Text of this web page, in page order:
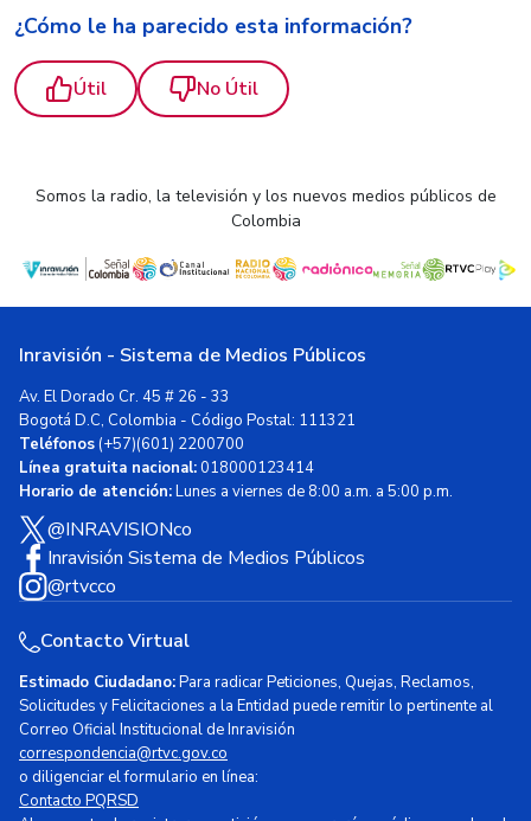
¿Cómo le ha parecido esta información?
Útil No Útil
Somos la radio, la televisión y los nuevos medios públicos de
Colombia
Inravisión - Sistema de Medios Públicos
Av. El Dorado Cr. 45 # 26 - 33
Bogotá D.C, Colombia - Código Postal: 111321
Teléfonos(+57)(601) 2200700
Línea gratuita nacional:018000123414
Horario de atención:Lunes a viernes de 8:00 a.m. a 5:00 p.m.
@INRAVISIONco
Inravisión Sistema de Medios Públicos
@rtvcco
Contacto Virtual
Estimado Ciudadano:Para radicar Peticiones, Quejas, Reclamos,
Solicitudes y Felicitaciones a la Entidad puede remitir lo pertinente al
Correo Oficial Institucional de Inravisión
correspondencia@rtvc.gov.co
o diligenciar el formulario en línea:
Contacto PQRSD